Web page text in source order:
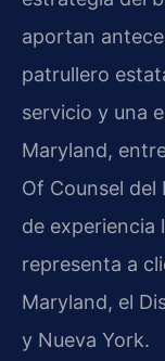
aportan
patrullero
servicio y una
Maryland,
Of Counsel del
de experiencia
representa a
Maryland, el
y Nueva York.